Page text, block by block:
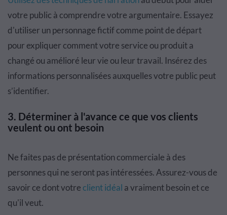
votre public à comprendre votre argumentaire. Essayez
d'utiliser un personnage fictif comme point de départ
pour expliquer comment votre service ou produit a
changé ou amélioré leur vie ou leur travail. Insérez des
informations personnalisées auxquelles votre public peut
s’identifier.
3. Déterminer à l'avance ce que vos clients
veulent ou ont besoin
Ne faites pas de présentation commerciale à des
personnes qui ne seront pas intéressées. Assurez-vous de
savoir ce dont votreclient idéal a vraiment besoin et ce
qu'il veut.